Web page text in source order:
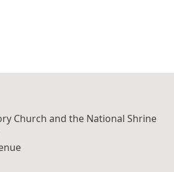
Church and the National Shrine